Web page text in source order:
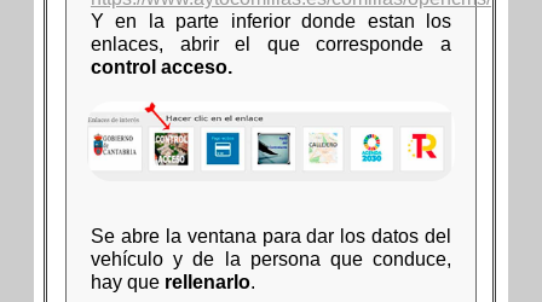
Y en la parte inferior donde estan los
enlaces, abrir el que corresponde a
control acceso.
Se abre la ventana para dar los datos del
vehículo y de la persona que conduce,
hay que rellenarlo.